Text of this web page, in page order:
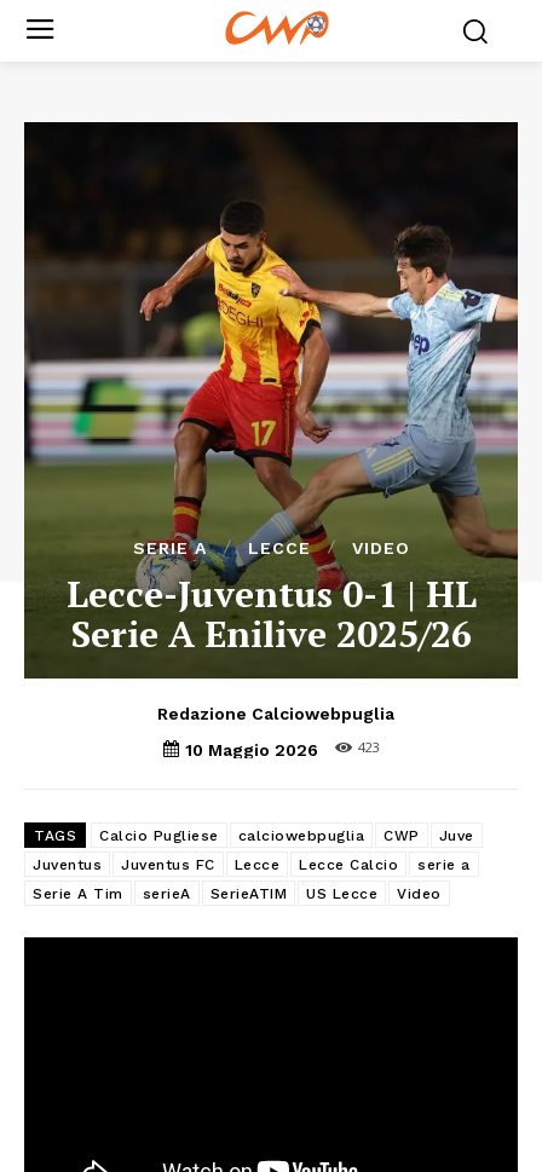
SERIE A LECCE VIDEO
Lecce-Juventus 0-1 | HL
Serie A Enilive 2025/26
Redazione Calciowebpuglia
10 Maggio 2026
423
TAGS Calcio Pugliese calciowebpuglia CWP
Juve
Juventus
Juventus FC Lecce Lecce Calcio
serie a
Serie A Tim
serieA SerieATIM US Lecce Video